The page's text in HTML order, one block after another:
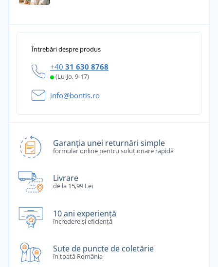
Întrebări despre produs
+40 31 630 8768
(Lu-Jo, 9-17)
info@bontis.ro
Garanția unei returnări simple
formular online pentru soluționare rapidă
Livrare
de la 15,99 Lei
10 ani experiență
încredere și eficiență
Sute de puncte de coletărie
în toată România